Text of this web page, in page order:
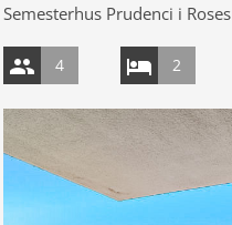
Semesterhus Prudenci i Roses
4 2